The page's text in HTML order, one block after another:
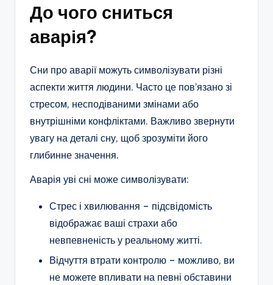
До чого сниться
аварія?
Сни про аварії можуть символізувати різні
аспекти життя людини. Часто це пов’язано зі
стресом, несподіваними змінами або
внутрішніми конфліктами. Важливо звернути
увагу на деталі сну, щоб зрозуміти його
глибинне значення.
Аварія уві сні може символізувати:
Стрес і хвилювання – підсвідомість
відображає ваші страхи або
невпевненість у реальному житті.
Відчуття втрати контролю – можливо, ви
не можете впливати на певні обставини